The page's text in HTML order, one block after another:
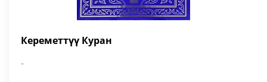
Кереметтүү Куран
-